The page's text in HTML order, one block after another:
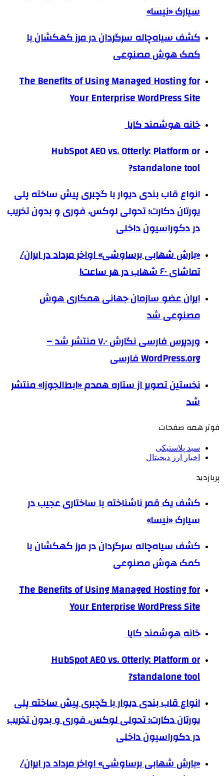
سیارک «نیسا»
کشف سیاه‌چاله سرگردان در مرز کهکشان با
کمک هوش مصنوعی
The Benefits of Using Managed Hosting for
Your Enterprise WordPress Site
خانه هوشمند کایا
HubSpot AEO vs. Otterly: Platform or
standalone tool?
انواع قاب بندی دیوار با گچبری پیش ساخته پلی
یورتان دکارت؛ تحولی لوکس، فوری و بدون تخریب
در دکوراسیون داخلی
«بارش شهابی برساوشی» اواخر مرداد در ایران/
تماشای ۶۰ شهاب در هر ساعت!
ایران عضو سازمان جهانی همکاری هوش
مصنوعی شد
وردپرس فارسی نگارش ۷.۰ منتشر شد –
WordPress.org فارسی
نخستین تصویر از ستاره همدم «ابط‌الجوزا» منتشر
شد
فوتر همه صفحات
سبد پلاستیکی
اخبار ارز دیجیتال
پربازدید
کشف یک قمر ناشناخته با ساختاری عجیب در
سیارک «نیسا»
کشف سیاه‌چاله سرگردان در مرز کهکشان با
کمک هوش مصنوعی
The Benefits of Using Managed Hosting for
Your Enterprise WordPress Site
خانه هوشمند کایا
HubSpot AEO vs. Otterly: Platform or
standalone tool?
انواع قاب بندی دیوار با گچبری پیش ساخته پلی
یورتان دکارت؛ تحولی لوکس، فوری و بدون تخریب
در دکوراسیون داخلی
«بارش شهابی برساوشی» اواخر مرداد در ایران/